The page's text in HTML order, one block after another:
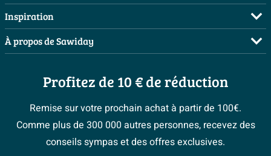
Commander
Payer
Livraison / retrait
Garantie & réclamations
Politique d’avis
> Service client
Visite sur rendez-vous
Demandez votre devis
Planificateur 3D
Les bons tuyaux
Espace bricolage
> Espace Conseil
Inspiration
Salles de bains complètes
Inspiration toilettes
Moodboards
Magazine
#Mysawiday
À propos de Sawiday
Qui est Sawiday ?
Postes vacants
Espace Pro
BeCommerce
Profitez de 10 € de réduction
Remise sur votre prochain achat à partir de 100€.
Comme plus de 300 000 autres personnes, recevez des
conseils sympas et des offres exclusives.